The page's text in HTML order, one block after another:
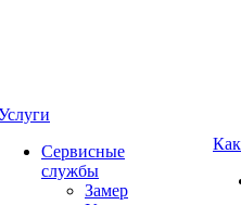
Сервисные
службы
Замер